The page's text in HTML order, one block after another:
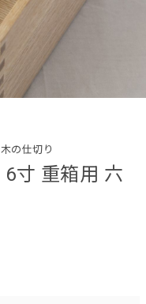
寸 重箱用 六
の仕切り